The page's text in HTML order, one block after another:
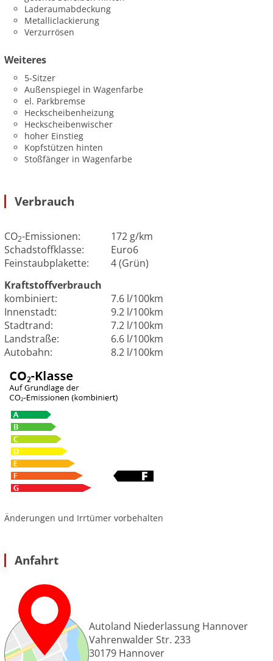
Laderaumabdeckung
Metalliclackierung
Verzurrösen
Weiteres
5-Sitzer
Außenspiegel in Wagenfarbe
el. Parkbremse
Heckscheibenheizung
Heckscheibenwischer
hoher Einstieg
Kopfstützen hinten
Stoßfänger in Wagenfarbe
Verbrauch
CO2-Emissionen:
172 g/km
Schadstoffklasse:
Euro6
Feinstaubplakette:
4 (Grün)
Kraftstoffverbrauch
kombiniert:
7.6 l/100km
Innenstadt:
9.2 l/100km
Stadtrand:
7.2 l/100km
Landstraße:
6.6 l/100km
Autobahn:
8.2 l/100km
Änderungen und Irrtümer vorbehalten
Anfahrt
Autoland Niederlassung Hannover
Vahrenwalder Str. 233
30179 Hannover